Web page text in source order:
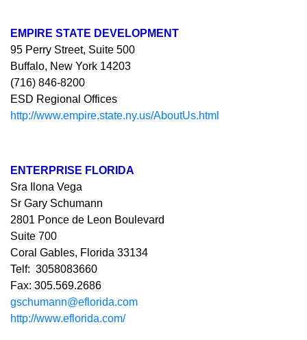
EMPIRE STATE DEVELOPMENT
95 Perry Street, Suite 500
Buffalo, New York 14203
(716) 846-8200
ESD Regional Offices
http://www.empire.state.ny.us/AboutUs.html
ENTERPRISE FLORIDA
Sra Ilona Vega
Sr Gary Schumann
2801 Ponce de Leon Boulevard
Suite 700
Coral Gables, Florida 33134
Telf: 3058083660
Fax: 305.569.2686
gschumann@eflorida.com
http://www.eflorida.com/